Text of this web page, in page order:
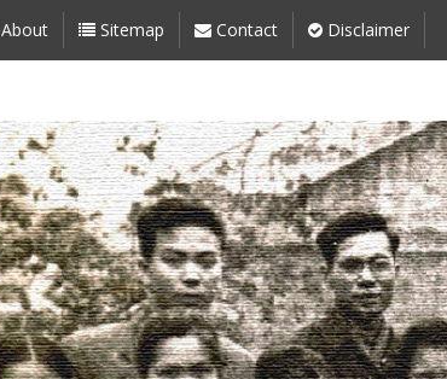
About Sitemap Contact Disclaimer